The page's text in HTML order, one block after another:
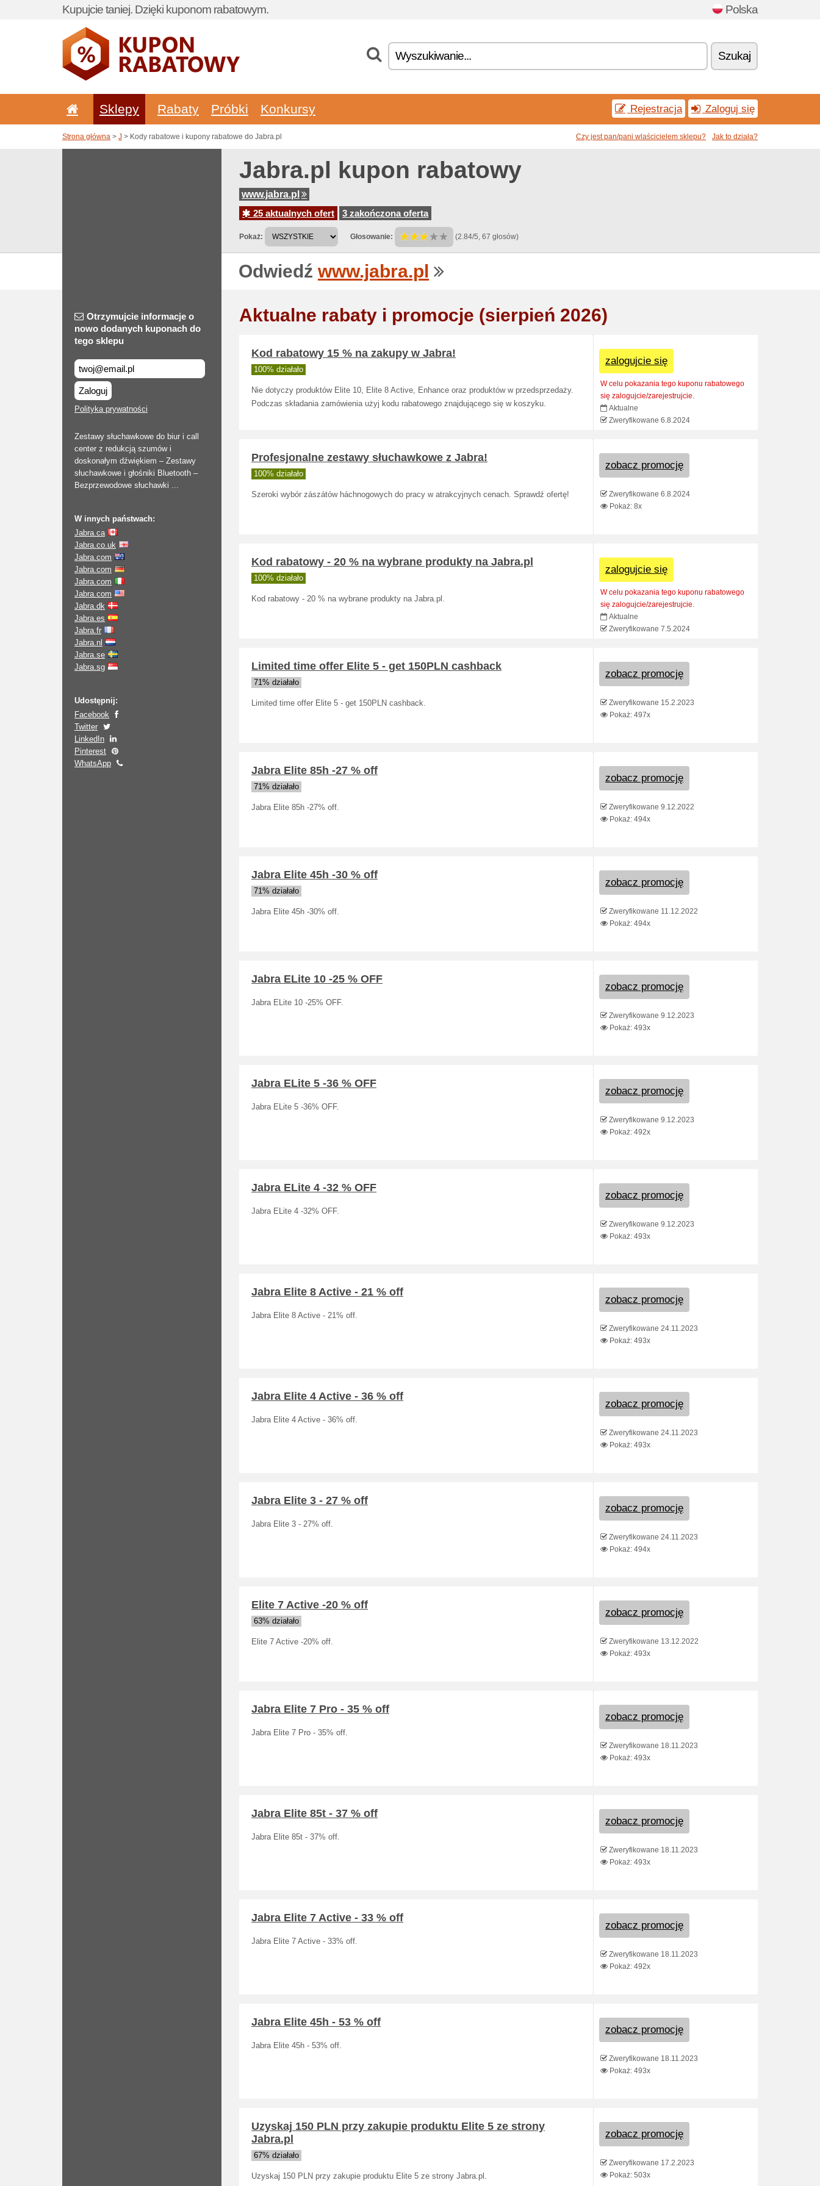
Kupujcie taniej. Dzięki kuponom rabatowym. Polska
Szukaj
Sklepy Rabaty Próbki Konkursy Rejestracja Zaloguj się
Strona główna > J > Kody rabatowe i kupony rabatowe do Jabra.pl Czy jest pan/pani wlaścicielem sklepu? Jak to działa?
Jabra.pl kupon rabatowy
www.jabra.pl
25 aktualnych ofert
3 zakończona oferta
Pokaż: Głosowanie: (2.84/5, 67 głosów)
Odwiedź www.jabra.pl
Otrzymujcie informacje o
nowo dodanych kuponach do
tego sklepu
Zaloguj
Polityka prywatności
Zestawy słuchawkowe do biur i call
center z redukcją szumów i
doskonałym dźwiękiem – Zestawy
słuchawkowe i głośniki Bluetooth –
Bezprzewodowe słuchawki ...
W innych państwach:
Jabra.ca
Jabra.co.uk
Jabra.com
Jabra.com
Jabra.com
Jabra.com
Jabra.dk
Jabra.es
Jabra.fr
Jabra.nl
Jabra.se
Jabra.sg
Udostępnij:
Facebook
Twitter
LinkedIn
Pinterest
WhatsApp
Aktualne rabaty i promocje (sierpień 2026)
Kod rabatowy 15 % na zakupy w Jabra!
100% działało
Nie dotyczy produktów Elite 10, Elite 8 Active, Enhance oraz produktów w przedsprzedaży.
Podczas składania zamówienia użyj kodu rabatowego znajdującego się w koszyku.
zalogujcie się
W celu pokazania tego kuponu rabatowego
się zalogujcie/zarejestrujcie.
Aktualne
Zweryfikowane 6.8.2024
Profesjonalne zestawy słuchawkowe z Jabra!
100% działało
Szeroki wybór zászátów háchnogowych do pracy w atrakcyjnych cenach. Sprawdź ofertę!
zobacz promocję
Zweryfikowane 6.8.2024
Pokaż: 8x
Kod rabatowy - 20 % na wybrane produkty na Jabra.pl
100% działało
Kod rabatowy - 20 % na wybrane produkty na Jabra.pl.
zalogujcie się
W celu pokazania tego kuponu rabatowego
się zalogujcie/zarejestrujcie.
Aktualne
Zweryfikowane 7.5.2024
Limited time offer Elite 5 - get 150PLN cashback
71% działało
Limited time offer Elite 5 - get 150PLN cashback.
zobacz promocję
Zweryfikowane 15.2.2023
Pokaż: 497x
Jabra Elite 85h -27 % off
71% działało
Jabra Elite 85h -27% off.
zobacz promocję
Zweryfikowane 9.12.2022
Pokaż: 494x
Jabra Elite 45h -30 % off
71% działało
Jabra Elite 45h -30% off.
zobacz promocję
Zweryfikowane 11.12.2022
Pokaż: 494x
Jabra ELite 10 -25 % OFF
Jabra ELite 10 -25% OFF.
zobacz promocję
Zweryfikowane 9.12.2023
Pokaż: 493x
Jabra ELite 5 -36 % OFF
Jabra ELite 5 -36% OFF.
zobacz promocję
Zweryfikowane 9.12.2023
Pokaż: 492x
Jabra ELite 4 -32 % OFF
Jabra ELite 4 -32% OFF.
zobacz promocję
Zweryfikowane 9.12.2023
Pokaż: 493x
Jabra Elite 8 Active - 21 % off
Jabra Elite 8 Active - 21% off.
zobacz promocję
Zweryfikowane 24.11.2023
Pokaż: 493x
Jabra Elite 4 Active - 36 % off
Jabra Elite 4 Active - 36% off.
zobacz promocję
Zweryfikowane 24.11.2023
Pokaż: 493x
Jabra Elite 3 - 27 % off
Jabra Elite 3 - 27% off.
zobacz promocję
Zweryfikowane 24.11.2023
Pokaż: 494x
Elite 7 Active -20 % off
63% działało
Elite 7 Active -20% off.
zobacz promocję
Zweryfikowane 13.12.2022
Pokaż: 493x
Jabra Elite 7 Pro - 35 % off
Jabra Elite 7 Pro - 35% off.
zobacz promocję
Zweryfikowane 18.11.2023
Pokaż: 493x
Jabra Elite 85t - 37 % off
Jabra Elite 85t - 37% off.
zobacz promocję
Zweryfikowane 18.11.2023
Pokaż: 493x
Jabra Elite 7 Active - 33 % off
Jabra Elite 7 Active - 33% off.
zobacz promocję
Zweryfikowane 18.11.2023
Pokaż: 492x
Jabra Elite 45h - 53 % off
Jabra Elite 45h - 53% off.
zobacz promocję
Zweryfikowane 18.11.2023
Pokaż: 493x
Uzyskaj 150 PLN przy zakupie produktu Elite 5 ze strony
Jabra.pl
67% działało
Uzyskaj 150 PLN przy zakupie produktu Elite 5 ze strony Jabra.pl.
zobacz promocję
Zweryfikowane 17.2.2023
Pokaż: 503x